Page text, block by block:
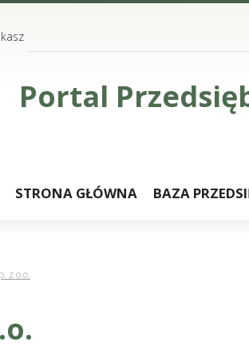
Portal
STRONA GŁÓWNA BAZA
z o.o.